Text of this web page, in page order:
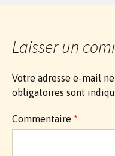
Laisser un
Votre adresse e-mail
obligatoires sont
Commentaire *